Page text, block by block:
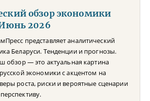
обзор экономики
2026
представляет аналитический
Беларуси. Тенденции и прогнозы.
обзор — это актуальная картина
экономики с акцентом на
роста, риски и вероятные сценарии